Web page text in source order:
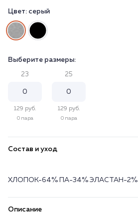
Цвет: серый
Выберите размеры:
23
129 руб.
0 пара
25
129 руб.
0 пара
Состав и уход
ХЛОПОК-64% ПА-34% ЭЛАСТАН-2%
Описание